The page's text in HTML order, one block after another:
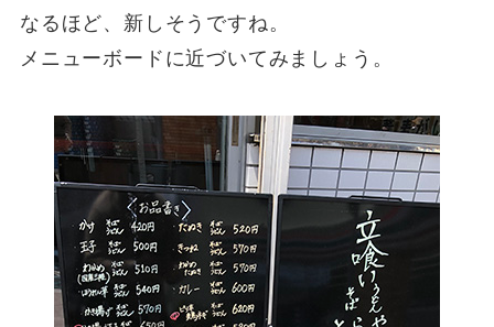
なるほど、新しそうですね。
メニューボードに近づいてみましょう。